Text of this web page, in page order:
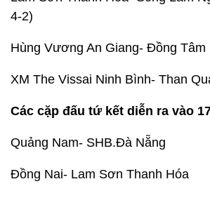
4-2)
Hùng Vương An Giang- Đồng Tâm
XM The Vissai Ninh Bình- Than
Các cặp đấu tứ kết diễn ra vào
Quảng Nam- SHB.Đà Nẵng
Đồng Nai- Lam Sơn Thanh Hóa